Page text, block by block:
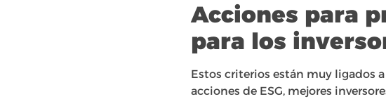
Acciones para
para los
Estos criterios están muy ligados
acciones de ESG, mejores